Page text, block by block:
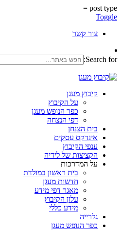
post type =
Toggle
צור קשר
Search for:
קיבוץ מעגן
על הקיבוץ
כפר הנופש מעגן
דפי הנצחה
בית הצנחן
אינדקס עסקים
ענפי הקיבוץ
הקציצות של לידיה
על המדרכות
בית ראשון במולדת
חדשות מעגן
מאגר דפי מידע
עלון הקיבוץ
מידע כללי
גלרייה
כפר הנופש מעגן